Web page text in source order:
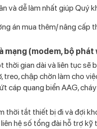
và dễ làm nhất giúp Quý
án mua thêm/ nâng cấp
mạng (modem, bộ phát
thời gian dài và liên tục
chập chờn làm cho
cáp quang biển AAG,
thời tắt thiết bị đi và đợi
hệ số tổng đài hỗ trợ